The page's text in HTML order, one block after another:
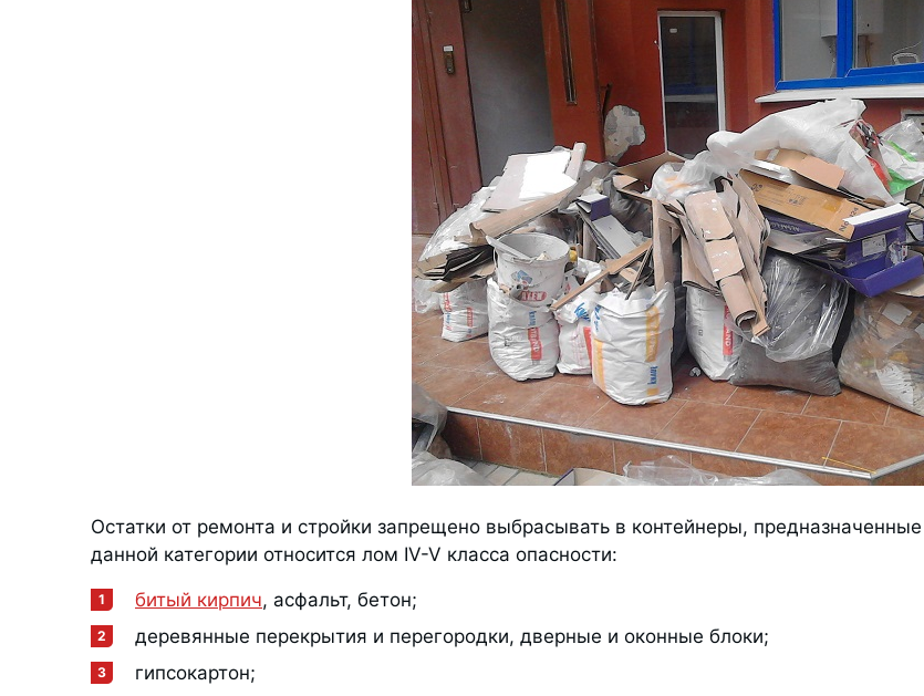
Остатки от ремонта и стройки запрещено выбрасывать в контейнеры,
данной категории относится лом IV-V класса опасности:
битый кирпич, асфальт, бетон;
деревянные перекрытия и перегородки, дверные и оконные блоки;
гипсокартон;